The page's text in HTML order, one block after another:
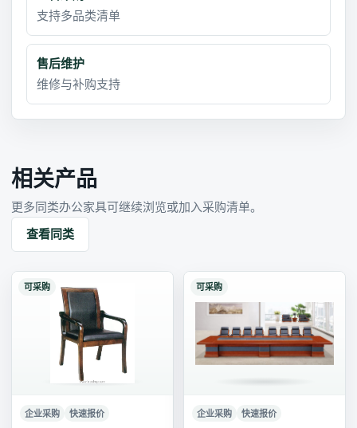
支持多品类清单
售后维护
维修与补购支持
相关产品
更多同类办公家具可继续浏览或加入采购清单。
查看同类
可采购
企业采购 快速报价
可采购
企业采购 快速报价